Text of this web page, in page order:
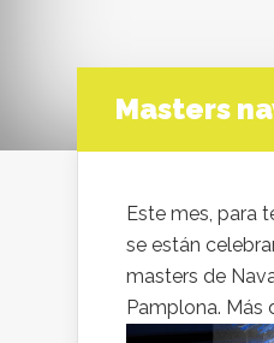
Masters
Este mes, para
se están
masters de
Pamplona. Más